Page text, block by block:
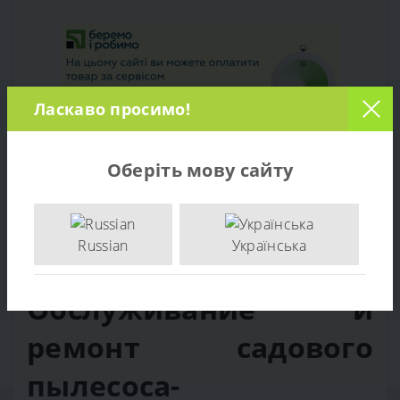
Обзор товара
Отзывов (0)
Обслуживание и
ремонт садового
пылесоса-
Ласкаво просимо!
Оберіть мову сайту
Russian Українська